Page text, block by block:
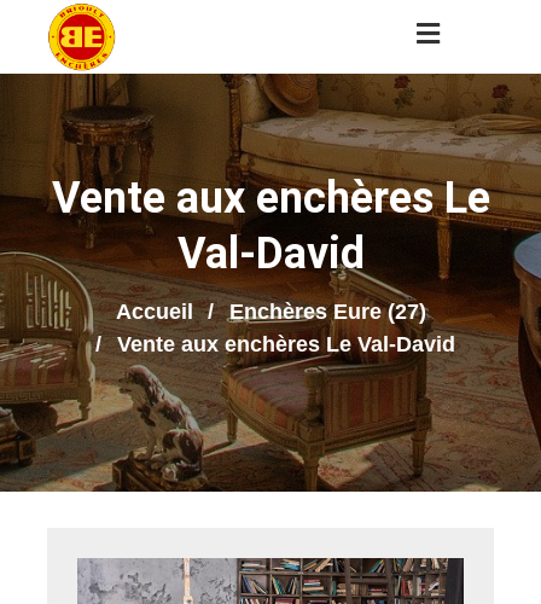
Vente aux enchères Le
Val-David
Accueil
Enchères Eure (27)
Vente aux enchères Le Val-David